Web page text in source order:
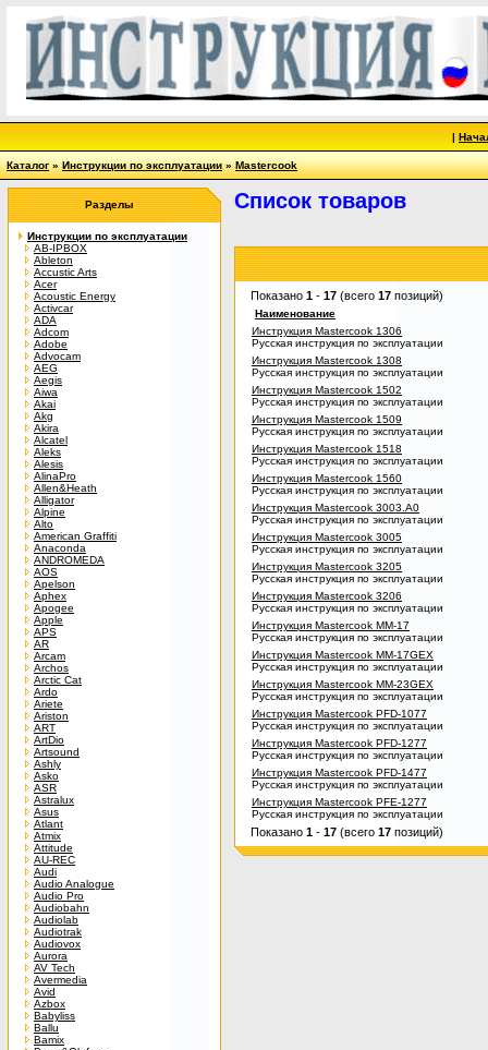
|
Каталог»Инструкции по эксплуатации»Mastercook
Разделы
Инструкции по эксплуатации
AB-IPBOX
Ableton
Accustic Arts
Acer
Acoustic Energy
Activcar
ADA
Adcom
Adobe
Advocam
AEG
Aegis
Aiwa
Akai
Akg
Akira
Alcatel
Aleks
Alesis
AlinaPro
Allen&Heath
Alligator
Alpine
Alto
American Graffiti
Anaconda
ANDROMEDA
AOS
Apelson
Aphex
Apogee
Apple
APS
AR
Arcam
Archos
Arctic Cat
Ardo
Ariete
Ariston
ART
ArtDio
Artsound
Ashly
Asko
ASR
Astralux
Asus
Atlant
Atmix
Attitude
AU-REC
Audi
Audio Analogue
Audio Pro
Audiobahn
Audiolab
Audiotrak
Audiovox
Aurora
AV Tech
Avermedia
Avid
Azbox
Babyliss
Ballu
Bamix
Список товаров
Показано 1 - 17 (всего 17 позиций)
Наименование
Инструкция Mastercook 1306
Русская инструкция по эксплуатации
Инструкция Mastercook 1308
Русская инструкция по эксплуатации
Инструкция Mastercook 1502
Русская инструкция по эксплуатации
Инструкция Mastercook 1509
Русская инструкция по эксплуатации
Инструкция Mastercook 1518
Русская инструкция по эксплуатации
Инструкция Mastercook 1560
Русская инструкция по эксплуатации
Инструкция Mastercook 3003.A0
Русская инструкция по эксплуатации
Инструкция Mastercook 3005
Русская инструкция по эксплуатации
Инструкция Mastercook 3205
Русская инструкция по эксплуатации
Инструкция Mastercook 3206
Русская инструкция по эксплуатации
Инструкция Mastercook MM-17
Русская инструкция по эксплуатации
Инструкция Mastercook MM-17GEX
Русская инструкция по эксплуатации
Инструкция Mastercook MM-23GEX
Русская инструкция по эксплуатации
Инструкция Mastercook PFD-1077
Русская инструкция по эксплуатации
Инструкция Mastercook PFD-1277
Русская инструкция по эксплуатации
Инструкция Mastercook PFD-1477
Русская инструкция по эксплуатации
Инструкция Mastercook PFE-1277
Русская инструкция по эксплуатации
Показано 1 - 17 (всего 17 позиций)